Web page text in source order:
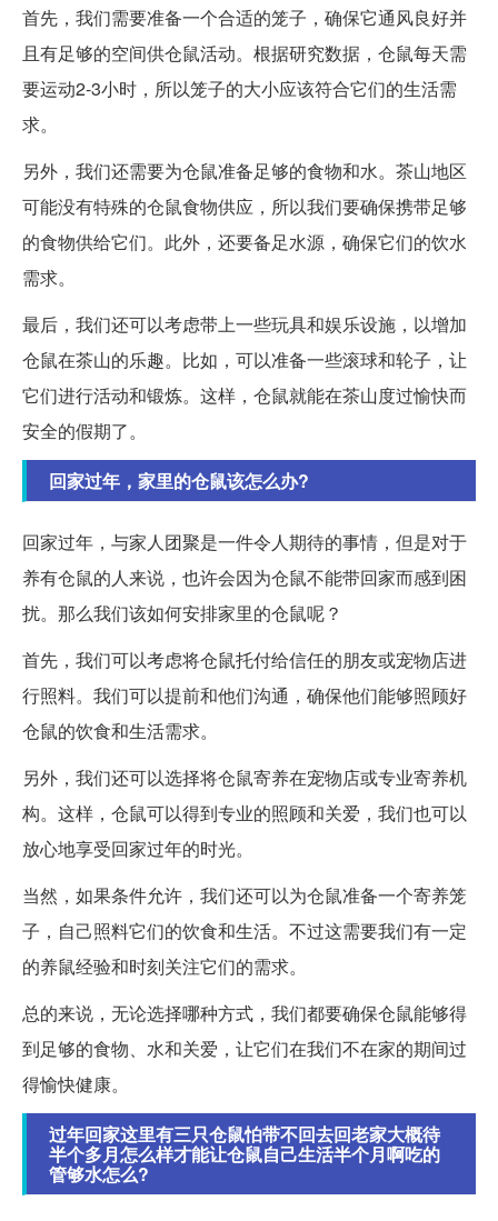
首先，我们需要准备一个合适的笼子，确保它通风良好并
且有足够的空间供仓鼠活动。根据研究数据，仓鼠每天需
要运动2-3小时，所以笼子的大小应该符合它们的生活需
求。
另外，我们还需要为仓鼠准备足够的食物和水。茶山地区
可能没有特殊的仓鼠食物供应，所以我们要确保携带足够
的食物供给它们。此外，还要备足水源，确保它们的饮水
需求。
最后，我们还可以考虑带上一些玩具和娱乐设施，以增加
仓鼠在茶山的乐趣。比如，可以准备一些滚球和轮子，让
它们进行活动和锻炼。这样，仓鼠就能在茶山度过愉快而
安全的假期了。
回家过年，家里的仓鼠该怎么办?
回家过年，与家人团聚是一件令人期待的事情，但是对于
养有仓鼠的人来说，也许会因为仓鼠不能带回家而感到困
扰。那么我们该如何安排家里的仓鼠呢？
首先，我们可以考虑将仓鼠托付给信任的朋友或宠物店进
行照料。我们可以提前和他们沟通，确保他们能够照顾好
仓鼠的饮食和生活需求。
另外，我们还可以选择将仓鼠寄养在宠物店或专业寄养机
构。这样，仓鼠可以得到专业的照顾和关爱，我们也可以
放心地享受回家过年的时光。
当然，如果条件允许，我们还可以为仓鼠准备一个寄养笼
子，自己照料它们的饮食和生活。不过这需要我们有一定
的养鼠经验和时刻关注它们的需求。
总的来说，无论选择哪种方式，我们都要确保仓鼠能够得
到足够的食物、水和关爱，让它们在我们不在家的期间过
得愉快健康。
过年回家这里有三只仓鼠怕带不回去回老家大概待
半个多月怎么样才能让仓鼠自己生活半个月啊吃的
管够水怎么?